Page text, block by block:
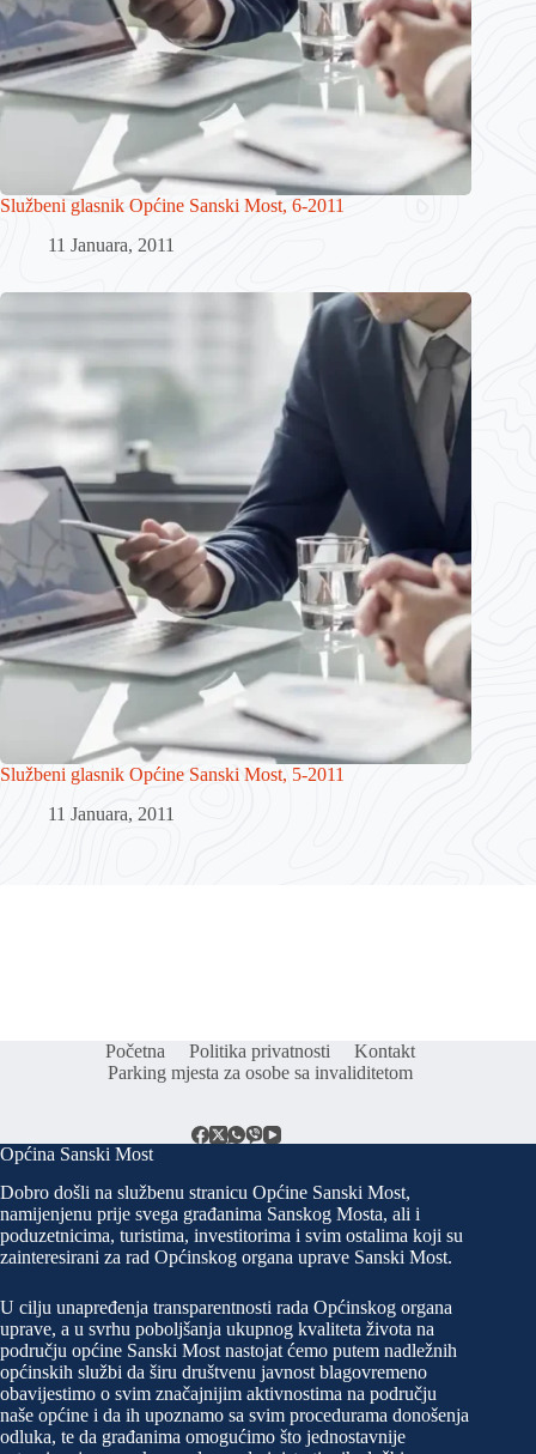
Službeni glasnik Općine Sanski Most, 6-2011
11 Januara, 2011
Službeni glasnik Općine Sanski Most, 5-2011
11 Januara, 2011
Početna Politika privatnosti
Kontakt
Parking mjesta za osobe sa invaliditetom
Općina Sanski Most
Dobro došli na službenu stranicu Općine Sanski Most,
namijenjenu prije svega građanima Sanskog Mosta, ali i
poduzetnicima, turistima, investitorima i svim ostalima koji su
zainteresirani za rad Općinskog organa uprave Sanski Most.
U cilju unapređenja transparentnosti rada Općinskog organa
uprave, a u svrhu poboljšanja ukupnog kvaliteta života na
području općine Sanski Most nastojat ćemo putem nadležnih
općinskih službi da širu društvenu javnost blagovremeno
obavijestimo o svim značajnijim aktivnostima na području
naše općine i da ih upoznamo sa svim procedurama donošenja
odluka, te da građanima omogućimo što jednostavnije